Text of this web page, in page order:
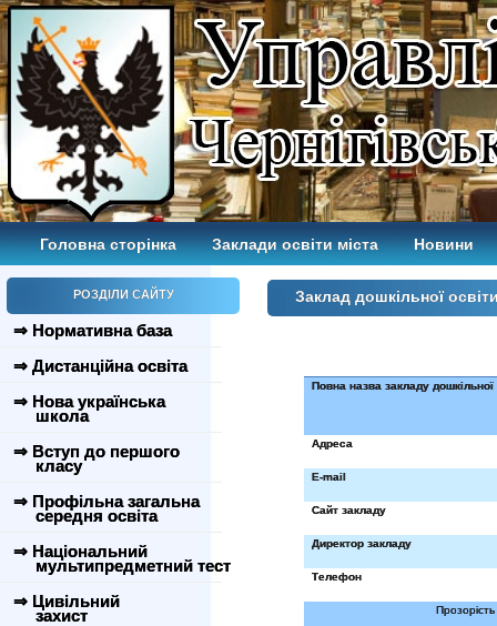
Головна сторінка Заклади освіти міста Новини
РОЗДІЛИ САЙТУ
⇒ Нормативна база
⇒ Дистанційна освіта
⇒ Нова українська
школа
⇒ Вступ до першого
класу
⇒ Профільна загальна
середня освіта
⇒ Національний
мультипредметний тест
⇒ Цивільний
захист
Заклад дошкільної
Повна назва закладу дошкільної
Адреса
E-mail
Сайт закладу
Директор закладу
Телефон
Прозорість